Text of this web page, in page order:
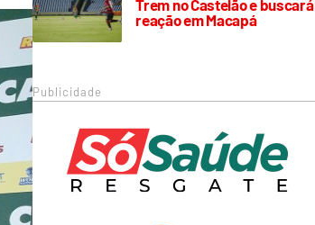
Trem no Castelão e buscará
reação em Macapá
Publicidade